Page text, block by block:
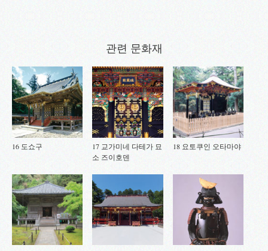
관련 문화재
16 도쇼구
17 교가미네 다테가 묘
소 즈이호덴
18 요토쿠인 오타마야